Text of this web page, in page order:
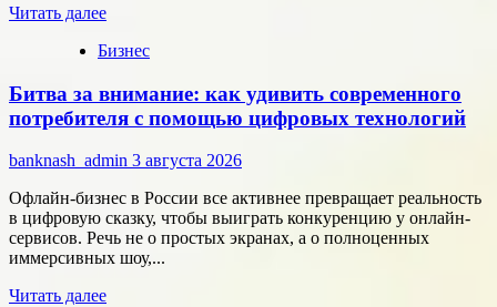
Читать далееПрочитать
о
сотрудников:
как
собрать
команду,
которая
работает
на
результат
Бизнес
Битва за внимание: как удивить современного
потребителя с помощью цифровых технологий
banknash_admin 3 августа 2026
Офлайн-бизнес в России все активнее превращает реальность
в цифровую сказку, чтобы выиграть конкуренцию у онлайн-
сервисов. Речь не о простых экранах, а о полноценных
иммерсивных шоу,...
Читать далееПрочитать